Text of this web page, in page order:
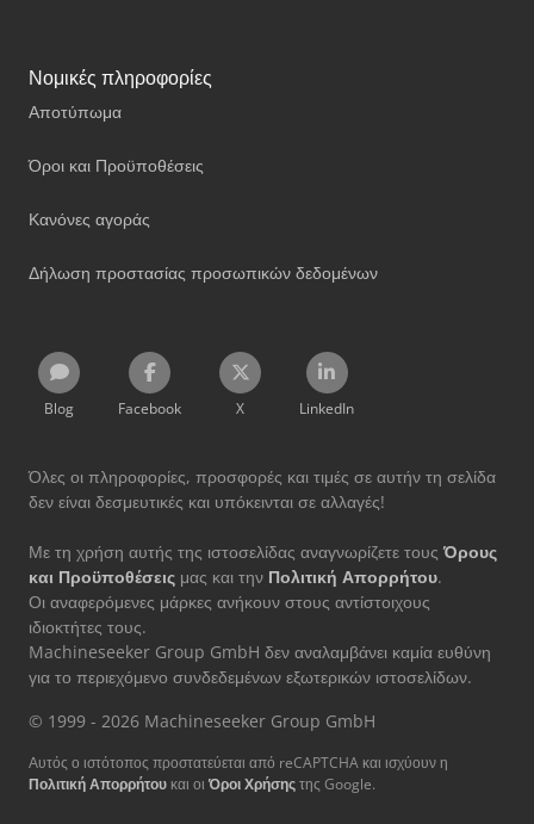
Νομικές πληροφορίες
Αποτύπωμα
Όροι και Προϋποθέσεις
Κανόνες αγοράς
Δήλωση προστασίας προσωπικών δεδομένων
Blog Facebook X LinkedIn
Όλες οι πληροφορίες, προσφορές και τιμές σε αυτήν τη σελίδα
δεν είναι δεσμευτικές και υπόκεινται σε αλλαγές!
Με τη χρήση αυτής της ιστοσελίδας αναγνωρίζετε τους Όρους
και Προϋποθέσεις μας και την Πολιτική Απορρήτου.
Οι αναφερόμενες μάρκες ανήκουν στους αντίστοιχους
ιδιοκτήτες τους.
Machineseeker Group GmbH δεν αναλαμβάνει καμία ευθύνη
για το περιεχόμενο συνδεδεμένων εξωτερικών ιστοσελίδων.
© 1999 - 2026 Machineseeker Group GmbH
Αυτός ο ιστότοπος προστατεύεται από reCAPTCHA και ισχύουν η
Πολιτική Απορρήτου και οι Όροι Χρήσηςτης Google.